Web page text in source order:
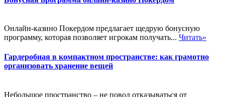
Онлайн-казино Покердом предлагает щедрую бонусную
программу, которая позволяет игрокам получать... Читать»
Гардеробная в компактном пространстве: как грамотно
организовать хранение вещей
Небольшое пространство – не повод отказываться от